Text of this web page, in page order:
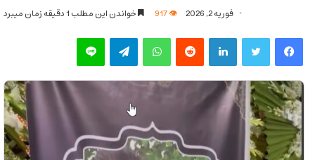
فوریه 2, 2026 خواندن این مطلب 1 دقیقه زمان میبرد
فیس بوک توییتر لینکدین‫رددیت واتس آپ تلگرام لاین